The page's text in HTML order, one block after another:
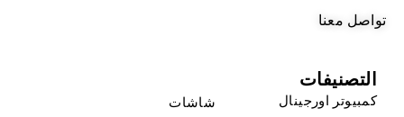
تواصل معنا
التصنيفات
كمبيوتر اورجينال
شاشات